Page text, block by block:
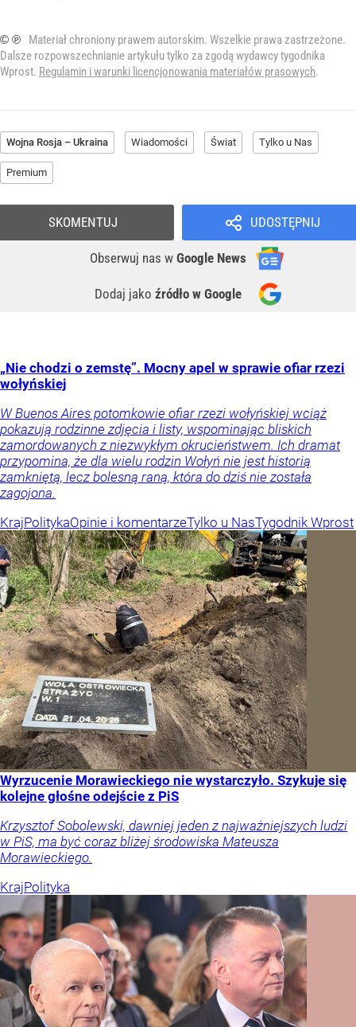
© ℗
Materiał chroniony prawem autorskim. Wszelkie prawa zastrzeżone.
Dalsze rozpowszechnianie artykułu tylko za zgodą wydawcy tygodnika
Wprost. Regulamin i warunki licencjonowania materiałów prasowych.
Wojna Rosja – Ukraina Wiadomości Świat Tylko u Nas
Premium
UDOSTĘPNIJ
Obserwuj nas w Google News
Dodaj jako źródło w Google
SKOMENTUJ
„Nie chodzi o zemstę”. Mocny apel w sprawie ofiar rzezi
wołyńskiej
W Buenos Aires potomkowie ofiar rzezi wołyńskiej wciąż
pokazują rodzinne zdjęcia i listy, wspominając bliskich
zamordowanych z niezwykłym okrucieństwem. Ich dramat
przypomina, że dla wielu rodzin Wołyń nie jest historią
zamkniętą, lecz bolesną raną, która do dziś nie została
zagojona.
KrajPolitykaOpinie i komentarzeTylko u NasTygodnik Wprost
Wyrzucenie Morawieckiego nie wystarczyło. Szykuje się
kolejne głośne odejście z PiS
Krzysztof Sobolewski, dawniej jeden z najważniejszych ludzi
w PiS, ma być coraz bliżej środowiska Mateusza
Morawieckiego.
KrajPolityka